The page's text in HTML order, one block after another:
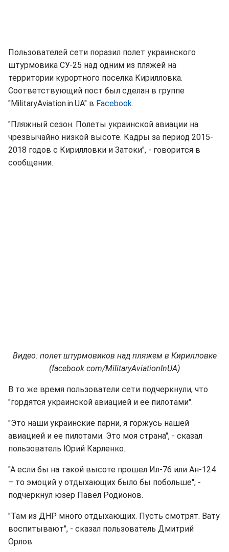
Пользователей сети поразил полет украинского
штурмовика СУ-25 над одним из пляжей на
территории курортного поселка Кирилловка.
Соответствующий пост был сделан в группе
"MilitaryAviation.in.UA" в Facebook.
"Пляжный сезон. Полеты украинской авиации на
чрезвычайно низкой высоте. Кадры за период 2015-
2018 годов с Кирилловки и Затоки", - говорится в
сообщении.
Видео: полет штурмовиков над пляжем в Кирилловке
(facebook.com/MilitaryAviationInUA)
В то же время пользователи сети подчеркнули, что
"гордятся украинской авиацией и ее пилотами".
"Это наши украинские парни, я горжусь нашей
авиацией и ее пилотами. Это моя страна", - сказал
пользователь Юрий Карленко.
"А если бы на такой высоте прошел Ил-76 или Ан-124
– то эмоций у отдыхающих было бы побольше", -
подчеркнул юзер Павел Родионов.
"Там из ДНР много отдыхающих. Пусть смотрят. Вату
воспитывают", - сказал пользователь Дмитрий
Орлов.